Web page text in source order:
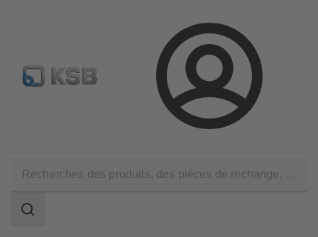
Connexion
Configurer un produit KSB Select Recherche
Champ